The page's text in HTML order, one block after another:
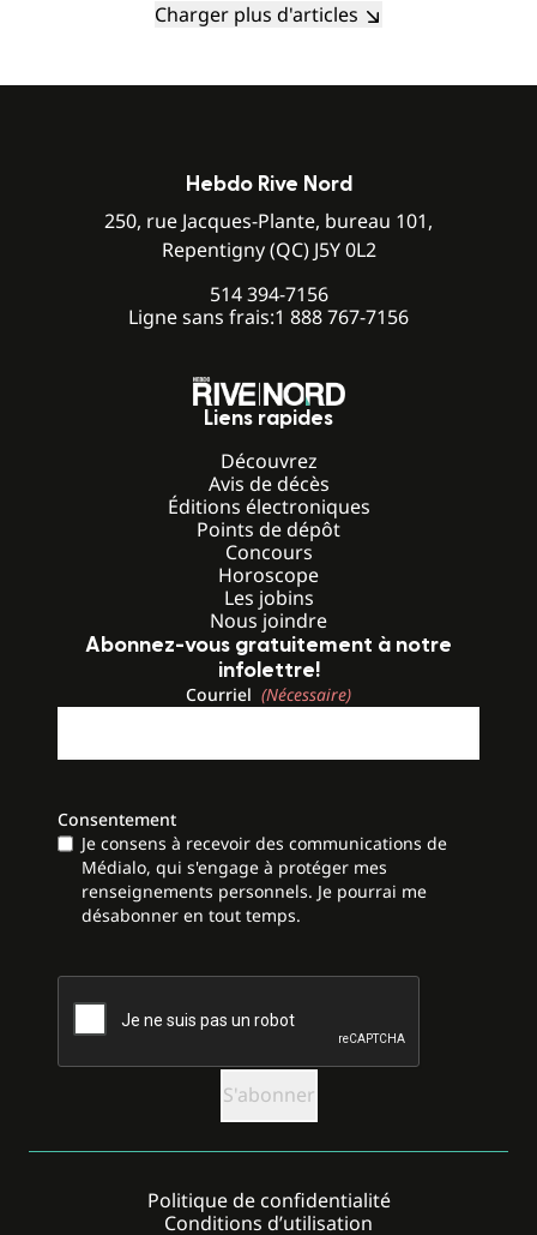
Charger plus d'articles
Hebdo Rive Nord
250, rue Jacques-Plante, bureau 101,
Repentigny (QC) J5Y 0L2
514 394-7156
Ligne sans frais:1 888 767-7156
Liens rapides
Découvrez
Avis de décès
Éditions électroniques
Points de dépôt
Concours
Horoscope
Les jobins
Nous joindre
Abonnez-vous gratuitement à notre
infolettre!
Courriel (Nécessaire)
Consentement
Je consens à recevoir des communications de
Médialo, qui s'engage à protéger mes
renseignements personnels. Je pourrai me
désabonner en tout temps.
CAPTCHA
Politique de confidentialité
Conditions d’utilisation